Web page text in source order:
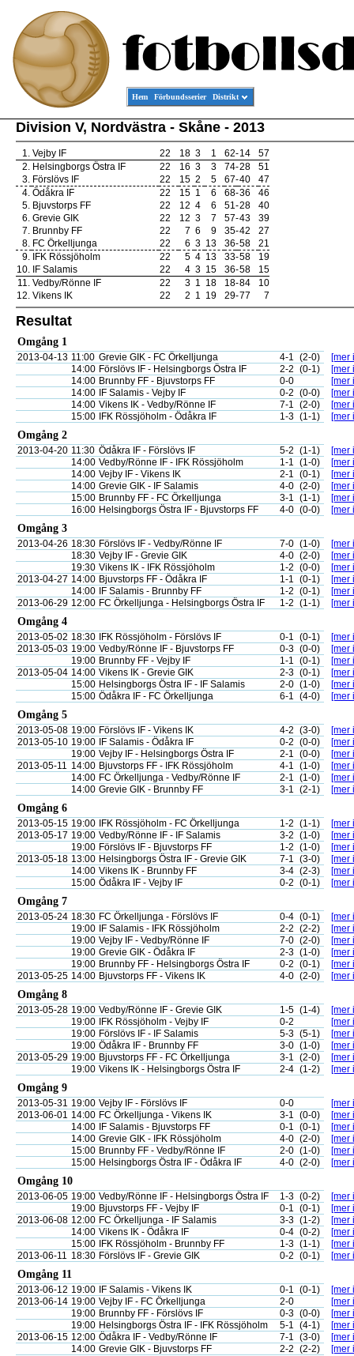
Hem Förbundsserier Distrikt
Division V, Nordvästra - Skåne - 2013
1. Vejby IF 22 18 3 1 62-14
57
2. Helsingborgs Östra IF 22 16 3 3 74-28
51
3. Förslövs IF 22 15 2 5 67-40
47
4. Ödåkra IF 22 15 1 6 68-36
46
5. Bjuvstorps FF 22 12 4 6 51-28
40
6. Grevie GIK 22 12 3 7 57-43
39
7. Brunnby FF 22 7 6 9 35-42
27
8. FC Örkelljunga 22 6 3 13 36-58
21
9. IFK Rössjöholm 22 5 4 13 33-58
19
10. IF Salamis 22 4 3 15 36-58
15
11. Vedby/Rönne IF 22 3 1 18 18-84
10
12. Vikens IK 22 2 1 19 29-77 7
Resultat
Omgång 1
2013-04-13 11:00 Grevie GIK - FC Örkelljunga 4-1 (2-0)
[mer
14:00 Förslövs IF - Helsingborgs Östra IF 2-2 (0-1)
[mer
14:00 Brunnby FF - Bjuvstorps FF 0-0
[mer
14:00
IF Salamis - Vejby IF 0-2 (0-0)
[mer
14:00 Vikens IK - Vedby/Rönne IF 7-1 (2-0)
[mer
15:00
IFK Rössjöholm - Ödåkra IF 1-3 (1-1) [mer
Omgång 2
2013-04-20 11:30 Ödåkra IF - Förslövs IF 5-2 (1-1)
[mer
14:00 Vedby/Rönne IF - IFK Rössjöholm 1-1 (1-0)
[mer
14:00 Vejby IF - Vikens IK 2-1 (0-1)
[mer
14:00 Grevie GIK - IF Salamis 4-0 (2-0)
[mer
15:00 Brunnby FF - FC Örkelljunga 3-1 (1-1)
[mer
16:00 Helsingborgs Östra IF - Bjuvstorps FF 4-0 (0-0) [mer
Omgång 3
2013-04-26 18:30 Förslövs IF - Vedby/Rönne IF 7-0 (1-0)
[mer
18:30 Vejby IF - Grevie GIK 4-0 (2-0)
[mer
19:30 Vikens IK - IFK Rössjöholm 1-2 (0-0)
[mer
2013-04-27 14:00 Bjuvstorps FF - Ödåkra IF 1-1 (0-1)
[mer
14:00
IF Salamis - Brunnby FF 1-2 (0-1)
[mer
2013-06-29 12:00 FC Örkelljunga - Helsingborgs Östra IF 1-2 (1-1) [mer
Omgång 4
2013-05-02 18:30 IFK Rössjöholm - Förslövs IF 0-1 (0-1)
[mer
2013-05-03 19:00 Vedby/Rönne IF - Bjuvstorps FF 0-3 (0-0)
[mer
19:00 Brunnby FF - Vejby IF 1-1 (0-1)
[mer
2013-05-04 14:00 Vikens IK - Grevie GIK 2-3 (0-1)
[mer
15:00 Helsingborgs Östra IF - IF Salamis 2-0 (1-0)
[mer
15:00 Ödåkra IF - FC Örkelljunga 6-1 (4-0) [mer
Omgång 5
2013-05-08 19:00 Förslövs IF - Vikens IK 4-2 (3-0)
[mer
2013-05-10 19:00 IF Salamis - Ödåkra IF 0-2 (0-0)
[mer
19:00 Vejby IF - Helsingborgs Östra IF 2-1 (0-0)
[mer
2013-05-11 14:00 Bjuvstorps FF - IFK Rössjöholm 4-1 (1-0)
[mer
14:00 FC Örkelljunga - Vedby/Rönne IF 2-1 (1-0)
[mer
14:00 Grevie GIK - Brunnby FF 3-1 (2-1) [mer
Omgång 6
2013-05-15 19:00 IFK Rössjöholm - FC Örkelljunga 1-2 (1-1)
[mer
2013-05-17 19:00 Vedby/Rönne IF - IF Salamis 3-2 (1-0)
[mer
19:00 Förslövs IF - Bjuvstorps FF 1-2 (1-0)
[mer
2013-05-18 13:00 Helsingborgs Östra IF - Grevie GIK 7-1 (3-0)
[mer
14:00 Vikens IK - Brunnby FF 3-4 (2-3)
[mer
15:00 Ödåkra IF - Vejby IF 0-2 (0-1) [mer
Omgång 7
2013-05-24 18:30 FC Örkelljunga - Förslövs IF 0-4 (0-1)
[mer
19:00
IF Salamis - IFK Rössjöholm 2-2 (2-2)
[mer
19:00 Vejby IF - Vedby/Rönne IF 7-0 (2-0)
[mer
19:00 Grevie GIK - Ödåkra IF 2-3 (1-0)
[mer
19:00 Brunnby FF - Helsingborgs Östra IF 0-2 (0-1)
[mer
2013-05-25 14:00 Bjuvstorps FF - Vikens IK 4-0 (2-0) [mer
Omgång 8
2013-05-28 19:00 Vedby/Rönne IF - Grevie GIK 1-5 (1-4)
[mer
19:00
IFK Rössjöholm - Vejby IF 0-2
[mer
19:00 Förslövs IF - IF Salamis 5-3 (5-1)
[mer
19:00 Ödåkra IF - Brunnby FF 3-0 (1-0)
[mer
2013-05-29 19:00 Bjuvstorps FF - FC Örkelljunga 3-1 (2-0)
[mer
19:00 Vikens IK - Helsingborgs Östra IF 2-4 (1-2) [mer
Omgång 9
2013-05-31 19:00 Vejby IF - Förslövs IF 0-0
[mer
2013-06-01 14:00 FC Örkelljunga - Vikens IK 3-1 (0-0)
[mer
14:00
IF Salamis - Bjuvstorps FF 0-1 (0-1)
[mer
14:00 Grevie GIK - IFK Rössjöholm 4-0 (2-0)
[mer
15:00 Brunnby FF - Vedby/Rönne IF 2-0 (1-0)
[mer
15:00 Helsingborgs Östra IF - Ödåkra IF 4-0 (2-0) [mer
Omgång 10
2013-06-05 19:00 Vedby/Rönne IF - Helsingborgs Östra IF 1-3 (0-2)
[mer
19:00 Bjuvstorps FF - Vejby IF 0-1 (0-1)
[mer
2013-06-08 12:00 FC Örkelljunga - IF Salamis 3-3 (1-2)
[mer
14:00 Vikens IK - Ödåkra IF 0-4 (0-2)
[mer
15:00
IFK Rössjöholm - Brunnby FF 1-3 (1-1)
[mer
2013-06-11 18:30 Förslövs IF - Grevie GIK 0-2 (0-1) [mer
Omgång 11
2013-06-12 19:00 IF Salamis - Vikens IK 0-1 (0-1)
[mer
2013-06-14 19:00 Vejby IF - FC Örkelljunga 2-0
[mer
19:00 Brunnby FF - Förslövs IF 0-3 (0-0)
[mer
19:00 Helsingborgs Östra IF - IFK Rössjöholm 5-1 (4-1)
[mer
2013-06-15 12:00 Ödåkra IF - Vedby/Rönne IF 7-1 (3-0)
[mer
14:00 Grevie GIK - Bjuvstorps FF 2-2 (2-2) [mer